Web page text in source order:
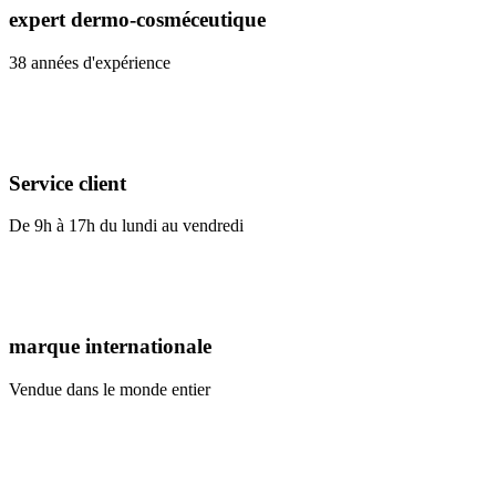
expert dermo-cosméceutique
38 années d'expérience
Service client
De 9h à 17h du lundi au vendredi
marque internationale
Vendue dans le monde entier